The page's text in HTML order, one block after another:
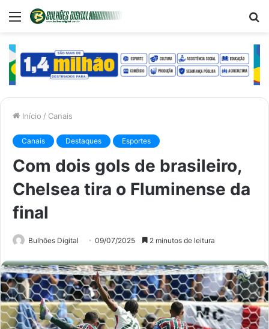
Menu
Início / Canais
Canais Destaques Esportes
Com dois gols de brasileiro,
Chelsea tira o Fluminense da
final
Bulhões Digital 09/07/2025 2 minutos de leitura